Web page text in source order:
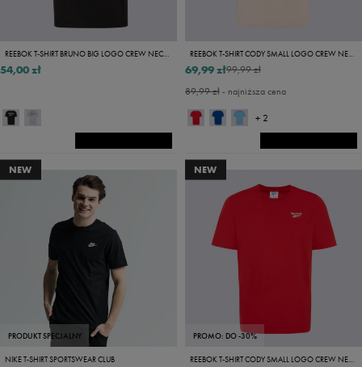
REEBOK T-SHIRT BRUNO BIG LOGO CREW NECK SS TEE
54,00 zł
REEBOK T-SHIRT CODY SMALL LOGO CREW NECK SS TEE
99,99 zł
69,99 zł
89,99 zł- najniższa cena
+ 2
NEW
PRODUKT SPECJALNY
NIKE T-SHIRT SPORTSWEAR CLUB
NEW
PROMO: DO -30%
REEBOK T-SHIRT CODY SMALL LOGO CREW NECK SS TEE